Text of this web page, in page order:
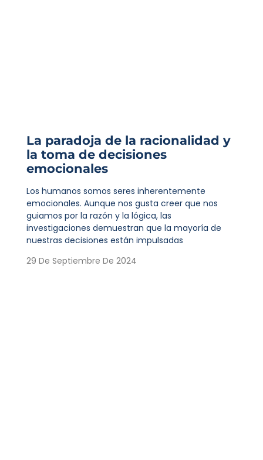
La paradoja de la racionalidad y
la toma de decisiones
emocionales
Los humanos somos seres inherentemente
emocionales. Aunque nos gusta creer que nos
guiamos por la razón y la lógica, las
investigaciones demuestran que la mayoría de
nuestras decisiones están impulsadas
29 De Septiembre De 2024